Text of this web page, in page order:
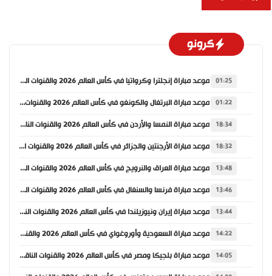
كرونو
01:25 موعد مباراة إنجلترا وكرواتيا في كأس العالم 2026 والقنوات الناقلة
01:22 موعد مباراة البرتغال والكونغو في كأس العالم 2026 والقنوات الناقلة
18:34 موعد مباراة النمسا والأردن في كأس العالم 2026 والقنوات الناقلة
18:32 موعد مباراة الأرجنتين والجزائر في كأس العالم 2026 والقنوات الناقلة
13:48 موعد مباراة العراق والنرويج في كأس العالم 2026 والقنوات الناقلة
13:46 موعد مباراة فرنسا والسنغال في كأس العالم 2026 والقنوات الناقلة
13:44 موعد مباراة إيران ونيوزيلندا في كأس العالم 2026 والقنوات الناقلة
14:22 موعد مباراة السعودية وأوروغواي في كأس العالم 2026 والقنوات الناقلة
14:05 موعد مباراة بلجيكا ومصر في كأس العالم 2026 والقنوات الناقلة